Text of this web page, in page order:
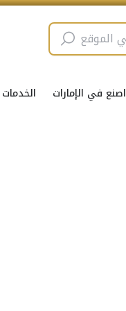
اصنع في الإمارات الخدمات